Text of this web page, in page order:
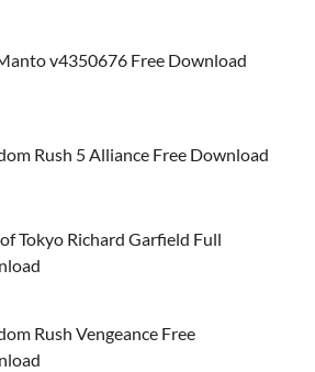
v4350676 Free Download
Rush 5 Alliance Free Download
Tokyo Richard Garfield Full
Rush Vengeance Free